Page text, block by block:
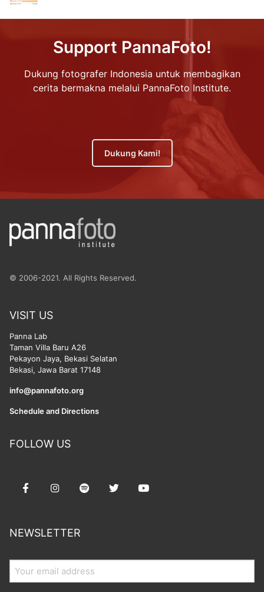
Support PannaFoto!
Dukung fotografer Indonesia untuk membagikan
cerita bermakna melalui PannaFoto Institute.
Dukung Kami!
© 2006-2021. All Rights Reserved.
VISIT US
Panna Lab
Taman Villa Baru A26
Pekayon Jaya, Bekasi Selatan
Bekasi, Jawa Barat 17148
info@pannafoto.org
Schedule and Directions
FOLLOW US
NEWSLETTER